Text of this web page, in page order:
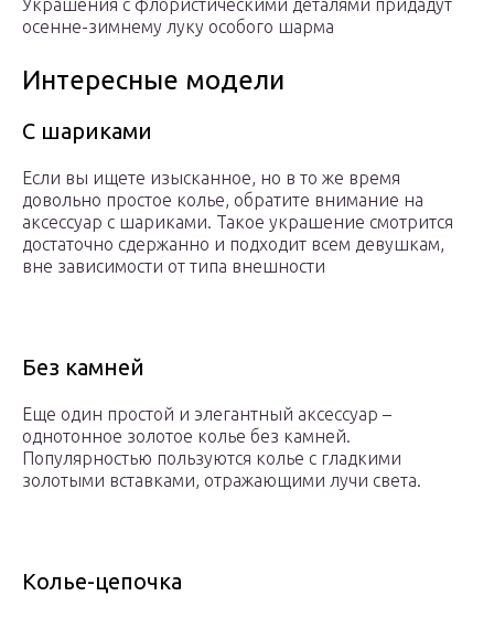
Украшения с флористическими деталями придадут
осенне-зимнему луку особого шарма
Интересные модели
С шариками
Если вы ищете изысканное, но в то же время
довольно простое колье, обратите внимание на
аксессуар с шариками. Такое украшение смотрится
достаточно сдержанно и подходит всем девушкам,
вне зависимости от типа внешности
Без камней
Еще один простой и элегантный аксессуар –
однотонное золотое колье без камней.
Популярностью пользуются колье с гладкими
золотыми вставками, отражающими лучи света.
Колье-цепочка